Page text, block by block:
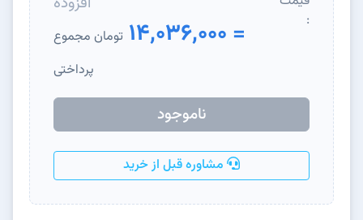
:
= 14,036,000
تومان مجموع
پرداختی
ناموجود
مشاوره قبل از خرید